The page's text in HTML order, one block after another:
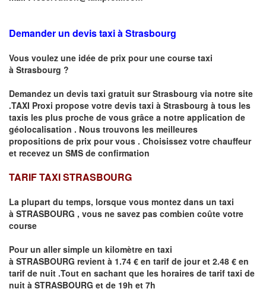
Demander un devis taxi à Strasbourg
Vous voulez une idée de prix pour une course taxi
à Strasbourg ?
Demandez un devis taxi gratuit surStrasbourg via notre site
.TAXI Proxi propose votre devis taxi à Strasbourg à tous les
taxis les plus proche de vous grâce a notre application de
géolocalisation . Nous trouvons les meilleures
propositions de prix pour vous . Choisissez votre chauffeur
et recevez un SMS de confirmation
TARIF TAXI STRASBOURG
La plupart du temps, lorsque vous montez dans un taxi
à STRASBOURG , vous ne savez pas combien coûte votre
course
Pour un aller simple un kilomètre en taxi
à STRASBOURG revient à 1.74 € en tarif de jour et 2.48 € en
tarif de nuit .Tout en sachant que les horaires de tarif taxi de
nuit à STRASBOURG et de 19h et 7h